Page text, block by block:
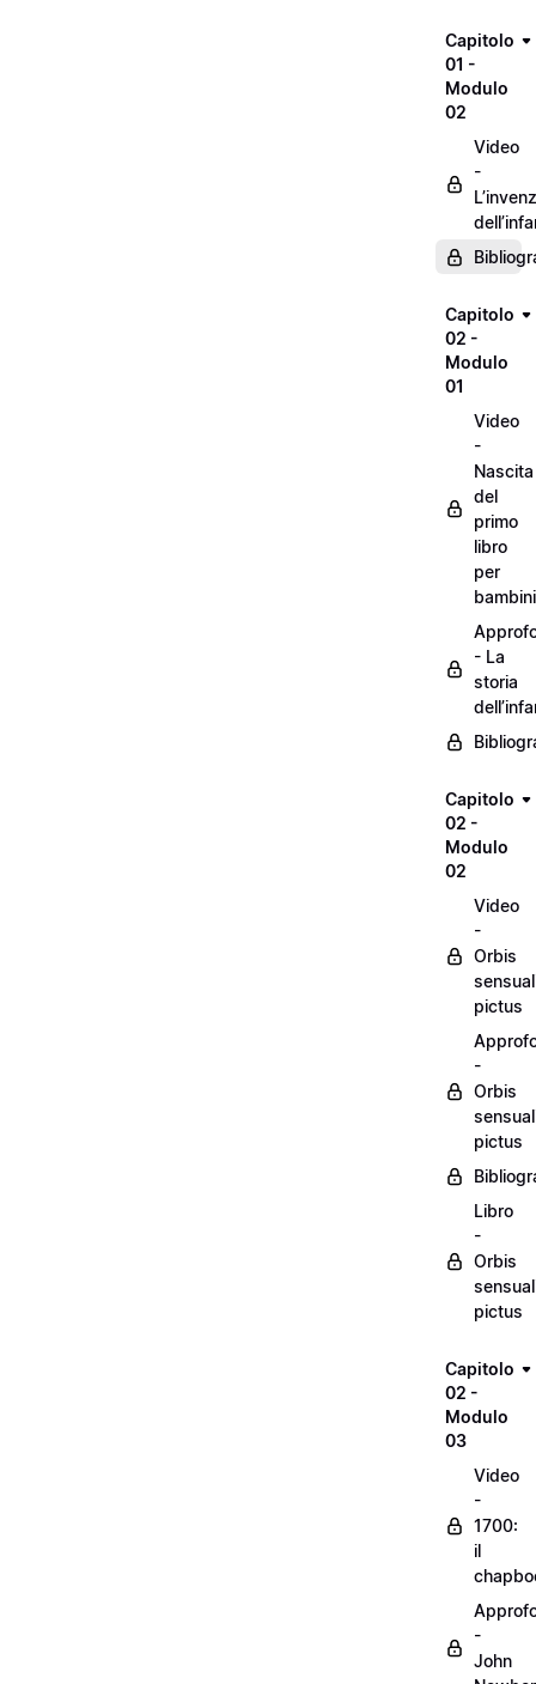
Capitolo
01 -
Modulo
02
Video
-
Capitolo
02 -
Modulo
01
Video
-
Nascita
del
primo
libro
per
bambini
- La
storia
Capitolo
02 -
Modulo
02
Video
-
Orbis
pictus
-
Orbis
pictus
Libro
-
Orbis
pictus
Capitolo
02 -
Modulo
03
Video
-
1700:
il
-
John